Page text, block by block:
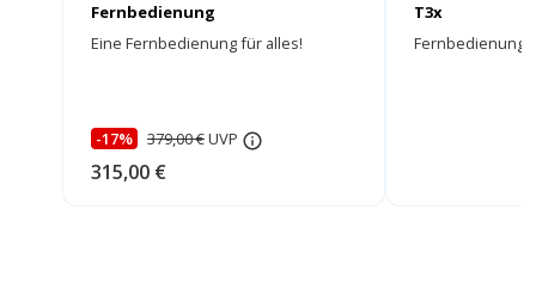
Fernbedienung
Eine Fernbedienung für alles!
-17% 379,00 €UVP
315,00 €
T3x
Fernbedienung